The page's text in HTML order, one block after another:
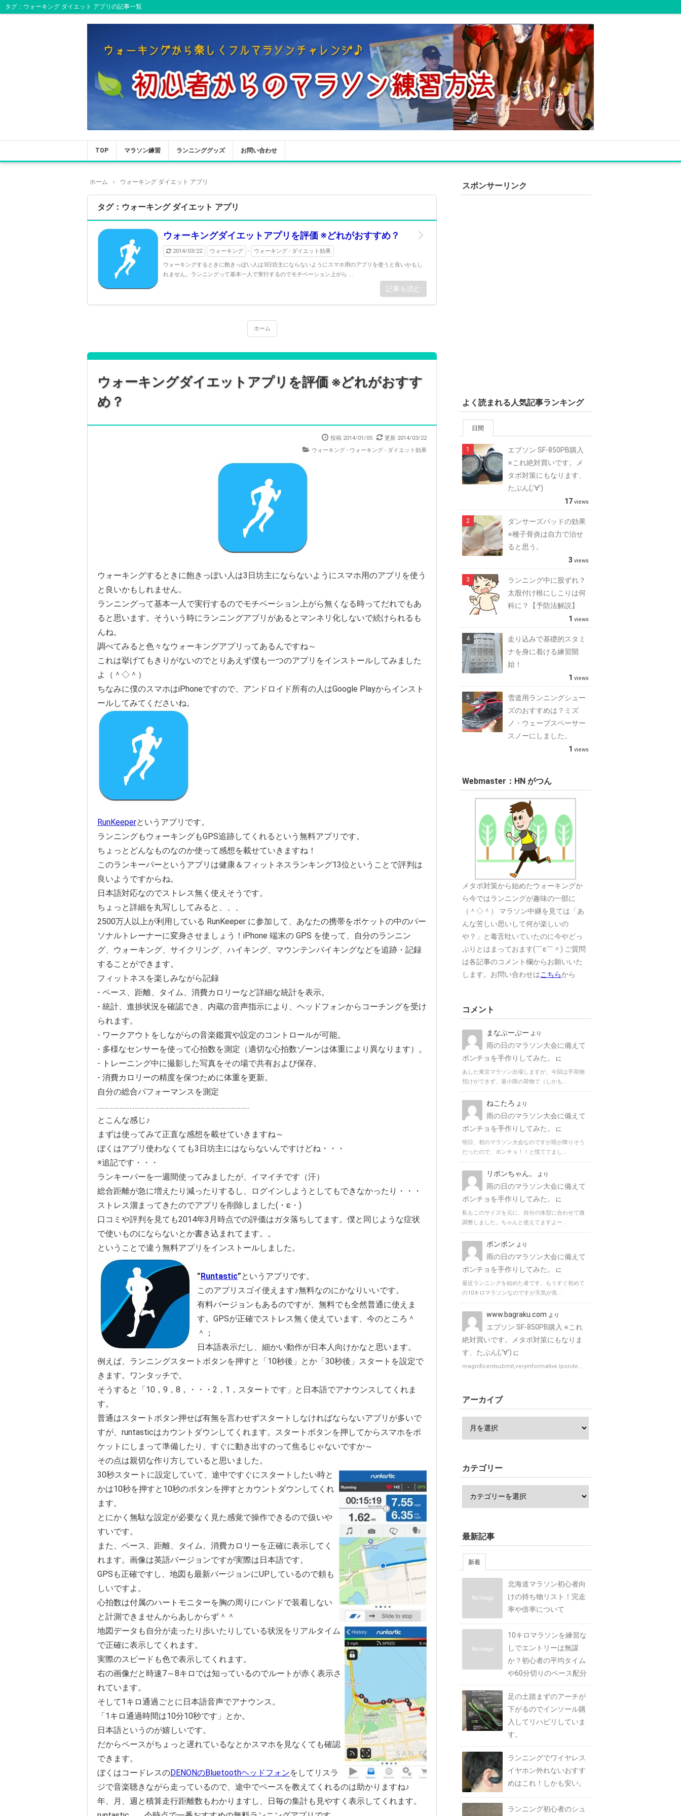
タグ：ウォーキング ダイエット アプリの記事一覧
TOP マラソン練習 ランニンググッズ お問い合わせ
ホーム › ウォーキング ダイエット アプリ
タグ：ウォーキング ダイエット アプリ
ウォーキングダイエットアプリを評価 ※どれがおすすめ？
2014/03/22 ウォーキング - ウォーキング - ダイエット効果
ウォーキングするときに飽きっぽい人は3日坊主にならないようにスマホ用のアプリを使うと良いかもし
れません。ランニングって基本一人で実行するのでモチベーション上がら ...
記事を読む
ホーム
ウォーキングダイエットアプリを評価 ※どれがおすす
め？
投稿 2014/01/05
更新 2014/03/22
ウォーキング - ウォーキング - ダイエット効果
ウォーキングするときに飽きっぽい人は3日坊主にならないようにスマホ用のアプリを使う
と良いかもしれません。
ランニングって基本一人で実行するのでモチベーション上がら無くなる時ってだれでもあ
ると思います。そういう時にランニングアプリがあるとマンネリ化しないで続けられるも
んね。
調べてみると色々なウォーキングアプリってあるんですね～
これは挙げてもきりがないのでとりあえず僕も一つのアプリをインストールしてみました
よ（＾◇＾）
ちなみに僕のスマホはiPhoneですので、アンドロイド所有の人はGoogle Playからインスト
ールしてみてくださいね。
RunKeeperというアプリです。
ランニングもウォーキングもGPS追跡してくれるという無料アプリです。
ちょっとどんなものなのか使って感想を載せていきますね！
このランキーパーというアプリは健康＆フィットネスランキング13位ということで評判は
良いようですからね。
日本語対応なのでストレス無く使えそうです。
ちょっと詳細を丸写ししてみると、、、
2500万人以上が利用している RunKeeper に参加して、あなたの携帯をポケットの中のパー
ソナルトレーナーに変身させましょう！iPhone 端末の GPS を使って、自分のランニン
グ、ウォーキング、サイクリング、ハイキング、マウンテンバイキングなどを追跡・記録
することができます。
フィットネスを楽しみながら記録
- ペース、距離、タイム、消費カロリーなど詳細な統計を表示。
- 統計、進捗状況を確認でき、内蔵の音声指示により、ヘッドフォンからコーチングを受け
られます。
- ワークアウトをしながらの音楽鑑賞や設定のコントロールが可能。
- 多様なセンサーを使って心拍数を測定（適切な心拍数ゾーンは体重により異なります）。
- トレーニング中に撮影した写真をその場で共有および保存。
- 消費カロリーの精度を保つために体重を更新。
自分の総合パフォーマンスを測定
………………………………………………………………………………
とこんな感じ♪
まずは使ってみて正直な感想を載せていきますね～
ぼくはアプリ使わなくても3日坊主にはならないんですけどね・・・
※追記です・・・
ランキーパーを一週間使ってみましたが、イマイチです（汗）
総合距離が急に増えたり減ったりするし、ログインしようとしてもできなかったり・・・
ストレス溜まってきたのでアプリを削除しました(・ε・)
口コミや評判を見ても2014年3月時点での評価はガタ落ちしてます。僕と同じような症状
で使いものにならないとか書き込まれてます。。
ということで違う無料アプリをインストールしました。
”Runtastic”というアプリです。
このアプリスゴイ使えます♪無料なのにかなりいいです。
有料バージョンもあるのですが、無料でも全然普通に使えま
す。GPSが正確でストレス無く使えています、今のところ＾
＾；
日本語表示だし、細かい動作が日本人向けかなと思います。
例えば、ランニングスタートボタンを押すと「10秒後」とか「30秒後」スタートを設定で
きます。ワンタッチで。
そうすると「10，9，8，・・・2，1，スタートです」と日本語でアナウンスしてくれま
す。
普通はスタートボタン押せば有無を言わせずスタートしなければならないアプリが多いで
すが、runtasticはカウントダウンしてくれます。スタートボタンを押してからスマホをポ
ケットにしまって準備したり、すぐに動き出すのって焦るじゃないですか～
その点は親切な作り方していると思いました。
30秒スタートに設定していて、途中ですぐにスタートしたい時と
かは10秒を押すと10秒のボタンを押すとカウントダウンしてくれ
ます。
とにかく無駄な設定が必要なく見た感覚で操作できるので扱いや
すいです。
また、ペース、距離、タイム、消費カロリーを正確に表示してく
れます。画像は英語バージョンですが実際は日本語です。
GPSも正確ですし、地図も最新バージョンにUPしているので頼も
しいですよ。
心拍数は付属のハートモニターを胸の周りにバンドで装着しない
と計測できませんからあしからず＾＾
地図データも自分が走ったり歩いたりしている状況をリアルタイム
で正確に表示してくれます。
実際のスピードも色で表示してくれます。
右の画像だと時速7～8キロでは知っているのでルートが赤く表示さ
れています。
そして1キロ通過ごとに日本語音声でアナウンス。
「1キロ通過時間は10分10秒です」とか。
日本語というのが嬉しいです。
だからペースがちょっと遅れているなとかスマホを見なくても確認
できます。
ぼくはコードレスのDENONのBluetoothヘッドフォンをしてリスラ
ジで音楽聴きながら走っているので、途中でペースを教えてくれるのは助かりますね♪
年、月、週と積算走行距離数もわかりますし、日毎の集計も見やすく表示してくれます。
スポンサーリンク
よく読まれる人気記事ランキング
日間
エプソン SF-850PB購入
※これ絶対買いです。メ
タボ対策にもなります、
たぶん(;'∀')
17 views
ダンサーズパッドの効果
※種子骨炎は自力で治せ
ると思う。
3 views
ランニング中に股ずれ？
太股付け根にしこりは何
科に？【予防法解説】
1 views
走り込みで基礎的スタミ
ナを身に着ける練習開
始！
1 views
雪道用ランニングシュー
ズのおすすめは？ミズ
ノ・ウェーブスペーサー
スノーにしました。
1 views
Webmaster：HN がつん
メタボ対策から始めたウォーキングか
ら今ではランニングが趣味の一部に
（＾◇＾） マラソン中継を見ては「あ
んな苦しい思いして何が楽しいの
や？」と毒舌吐いていたのに今やどっ
ぷりとはまっておます(￣ε￣〃) ご質問
は各記事のコメント欄からお願いいた
します。お問い合わせはこちらから
コメント
まなぶーぶー より
雨の日のマラソン大会に備えて
ポンチョを手作りしてみた。
に
あした東京マラソン出場しますが、今回は手荷物
預けができず、最小限の荷物で（しかも...
ねこたろ より
雨の日のマラソン大会に備えて
ポンチョを手作りしてみた。
に
明日、初のマラソン大会なのですが雨が降りそう
だったので、ポンチョ！！と慌ててまし...
リボンちゃん。 より
雨の日のマラソン大会に備えて
ポンチョを手作りしてみた。
に
私もこのサイズを元に、自分の体型に合わせて微
調整しました。ちゃんと使えてますよー...
ポンポン より
雨の日のマラソン大会に備えて
ポンチョを手作りしてみた。
に
最近ランニングを始めた者です。もうすぐ初めて
の10キロマラソンなのですが天気が良...
www.bagraku.com より
エプソン SF-850PB購入 ※これ
絶対買いです。メタボ対策にもなりま
す、たぶん(;'∀') に
magnificentsubmit,ѵeryinformative.Ӏponde...
アーカイブ
カテゴリー
最新記事
新着
No Image
北海道マラソン初心者向
けの持ち物リスト！完走
率や倍率について
No Image
10キロマラソンを練習な
しでエントリーは無謀
か？初心者の平均タイム
や60分切りのペース配分
足の土踏まずのアーチが
下がるのでインソール購
入してリハビリしていま
す。
ランニングでワイヤレス
イヤホン外れないおすす
めはこれ！しかも安い。
ランニング初心者のシュ